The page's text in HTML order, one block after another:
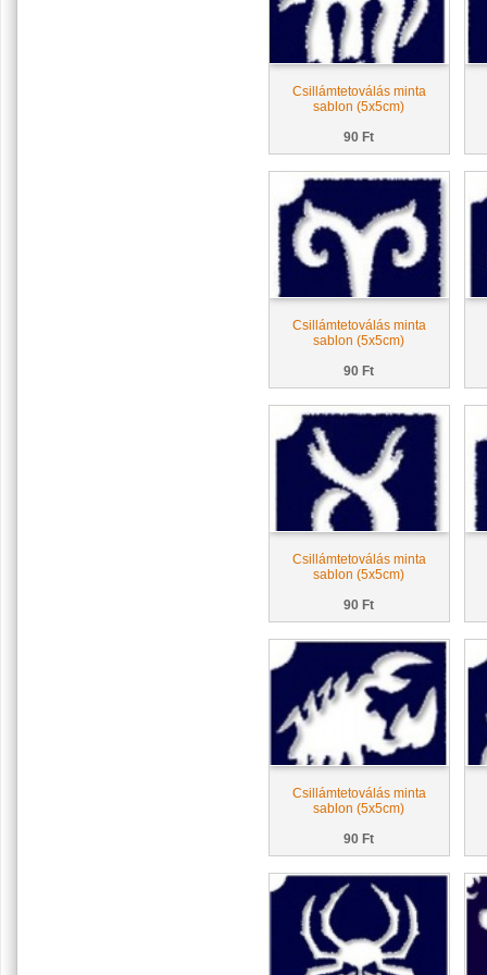
Csillámtetoválás minta
sablon (5x5cm)
90 Ft
Csillámtetoválás minta
sablon (5x5cm)
90 Ft
Csillámtetoválás minta
sablon (5x5cm)
90 Ft
Csillámtetoválás minta
sablon (5x5cm)
90 Ft